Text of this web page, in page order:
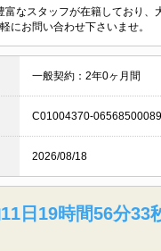
なスタッフが在籍しており、
にお問い合わせ下さいませ。
一般契約：2年0ヶ月間
C01004370-
2026/08/18
日19時間56分32